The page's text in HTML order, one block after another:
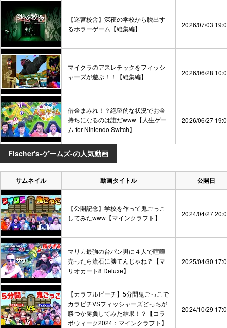
【迷宮校舎】深夜の学校から脱出す
るホラーゲーム【総集編】
2026/07/03
マイクラのアスレチックをフィッシ
ャーズが遊ぶ！！【総集編】
2026/06/28
借金まみれ！？絶望的な状況でお金
持ちになるのは誰だwww【人生ゲー
ム for Nintendo Switch】
2026/06/27
Fischer's-ゲームズ-の人気動画
サムネイル 動画タイトル 公開日
【公開記念】学校を作って鬼ごっこ
してみたwww【マインクラフト】
2024/04/27
マリカ最強の台パン男に４人で喧嘩
売ったら流石に勝てんじゃね？【マ
リオカート8 Deluxe】
2025/04/30
【カラフルピーチ】5分間鬼ごっこで
カラピチVSフィッシャーズどっちが
勝つか勝負してみた結果！？【コラ
ボウィーク2024：マインクラフト】
2024/10/29